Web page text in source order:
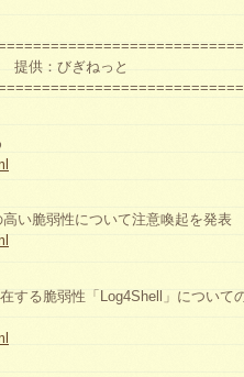
びぎねっと
い脆弱性について注意喚起を発表
する脆弱性「Log4Shell」について